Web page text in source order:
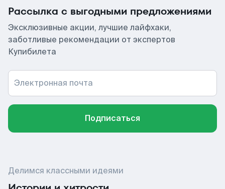
Рассылка с выгодными предложениями
Эксклюзивные акции, лучшие лайфхаки,
заботливые рекомендации от экспертов
Купибилета
Электронная почта
Подписаться
Делимся классными идеями